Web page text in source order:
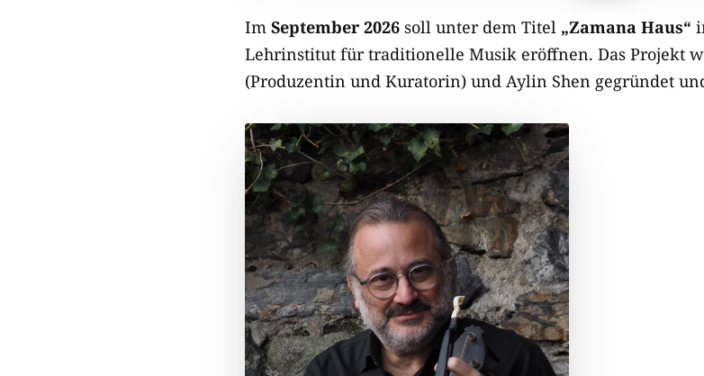
Im September 2026 soll unter dem Titel „Zamana Haus“
Lehrinstitut für traditionelle Musik eröffnen. Das Projekt
(Produzentin und Kuratorin) und Aylin Shen gegründet